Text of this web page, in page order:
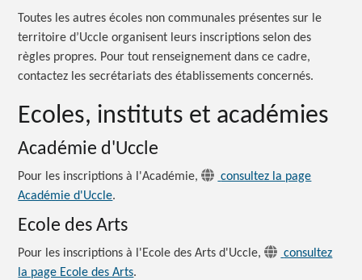
Toutes les autres écoles non communales présentes sur le
territoire d’Uccle organisent leurs inscriptions selon des
règles propres. Pour tout renseignement dans ce cadre,
contactez les secrétariats des établissements concernés.
Ecoles, instituts et académies
Académie d'Uccle
Pour les inscriptions à l'Académie,
consultez la page
Académie d'Uccle.
Ecole des Arts
Pour les inscriptions à l'Ecole des Arts d'Uccle,
consultez
la page Ecole des Arts.